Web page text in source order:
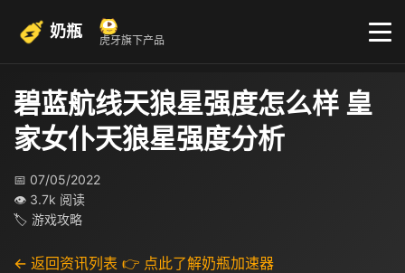
奶瓶 虎牙旗下产品
碧蓝航线天狼星强度怎么样 皇
家女仆天狼星强度分析
📅 07/05/2022
👁 3.7k 阅读
🏷 游戏攻略
← 返回资讯列表 👉 点此了解奶瓶加速器